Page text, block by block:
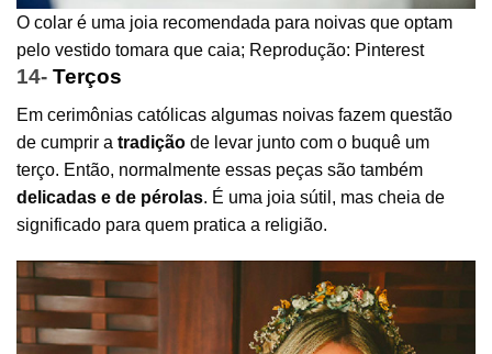
O colar é uma joia recomendada para noivas que optam
pelo vestido tomara que caia; Reprodução: Pinterest
14- Terços
Em cerimônias católicas algumas noivas fazem questão
de cumprir a tradição de levar junto com o buquê um
terço. Então, normalmente essas peças são também
delicadas e de pérolas. É uma joia sútil, mas cheia de
significado para quem pratica a religião.